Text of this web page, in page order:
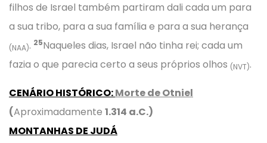
filhos de Israel também partiram dali cada um para
a sua tribo, para a sua família e para a sua herança
(NAA). 25Naqueles dias, Israel não tinha rei; cada um
fazia o que parecia certo a seus próprios olhos (NVT).
CENÁRIO HISTÓRICO:Morte de Otniel
(Aproximadamente 1.314 a.C.)
MONTANHAS DE JUDÁ